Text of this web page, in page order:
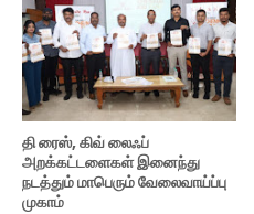
தி ரைஸ், கிவ் லைஃப்
அறக்கட்டளைகள் இனைந்து
நடத்தும் மாபெரும் வேலைவாய்ப்பு
முகாம்